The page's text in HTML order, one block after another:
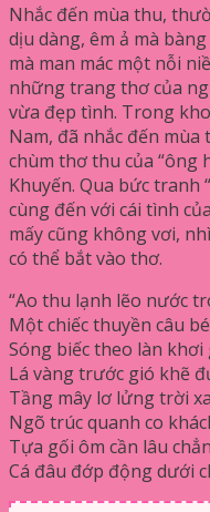
Nhắc đến mùa thu,
dịu dàng, êm ả mà
mà man mác một nỗi
những trang thơ của
vừa đẹp tình. Trong
Nam, đã nhắc đến
chùm thơ thu của “ông
Khuyến. Qua bức tranh
cùng đến với cái tình
mấy cũng không vơi,
có thể bắt vào thơ.
“Ao thu lạnh lẽo nước
Một chiếc thuyền câu
Sóng biếc theo làn
Lá vàng trước gió khẽ
Tầng mây lơ lửng trời
Ngõ trúc quanh co
Tựa gối ôm cần lâu
Cá đâu đớp động dưới